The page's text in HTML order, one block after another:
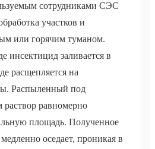
сотрудниками СЭС
участков и
или горячим туманом.
инсектицид заливается в
расщепляется на
Распыленный под
равномерно
площадь. Полученное
медленно оседает, проникая в